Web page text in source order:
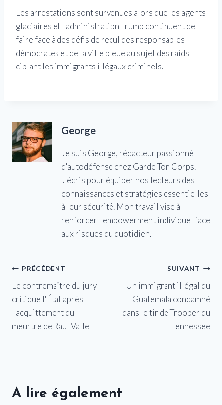
Les arrestations sont survenues alors que les agents
glaciaires et l'administration Trump continuent de
faire face à des défis de recul des responsables
démocrates et de la ville bleue au sujet des raids
ciblant les immigrants illégaux criminels.
George
Je suis George, rédacteur passionné
d'autodéfense chez Garde Ton Corps.
J'écris pour équiper nos lecteurs des
connaissances et stratégies essentielles
à leur sécurité. Mon travail vise à
renforcer l'empowerment individuel face
aux risques du quotidien.
Navigation
de
l’article
PRÉCÉDENT
Le contremaître du jury
critique l'État après
l'acquittement du
meurtre de Raul Valle
SUIVANT
Un immigrant illégal du
Guatemala condamné
dans le tir de Trooper du
Tennessee
A lire également